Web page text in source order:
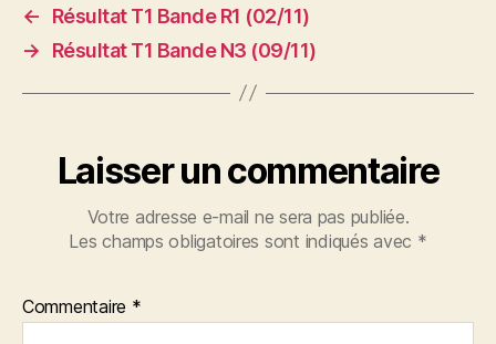
←
Résultat T1 Bande R1 (02/11)
→
Résultat T1 Bande N3 (09/11)
Laisser un commentaire
Votre adresse e-mail ne sera pas publiée.
Les champs obligatoires sont indiqués avec *
Commentaire *